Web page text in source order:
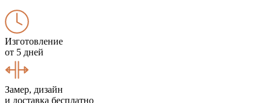
Изготовление
от 5 дней
Замер, дизайн
и доставка бесплатно